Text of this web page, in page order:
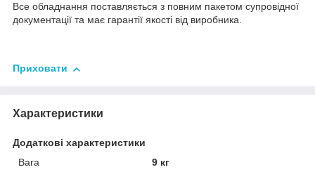
Все обладнання поставляється з повним пакетом супровідної
документації та має гарантії якості від виробника.
Приховати
Характеристики
Додаткові характеристики
Вага
9 кг